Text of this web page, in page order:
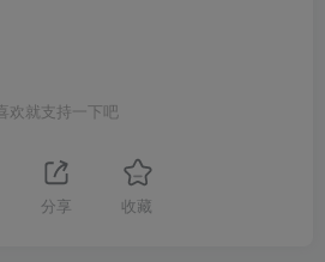
欢就支持一下吧
分享 收藏